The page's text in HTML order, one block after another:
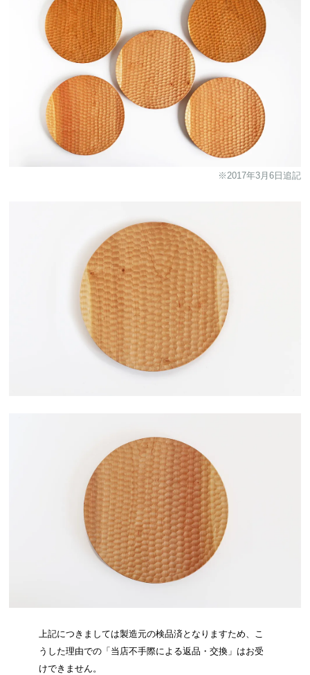
※2017年3月6日追記
上記につきましては製造元の検品済となりますため、こ
うした理由での「当店不手際による返品・交換」はお受
けできません。